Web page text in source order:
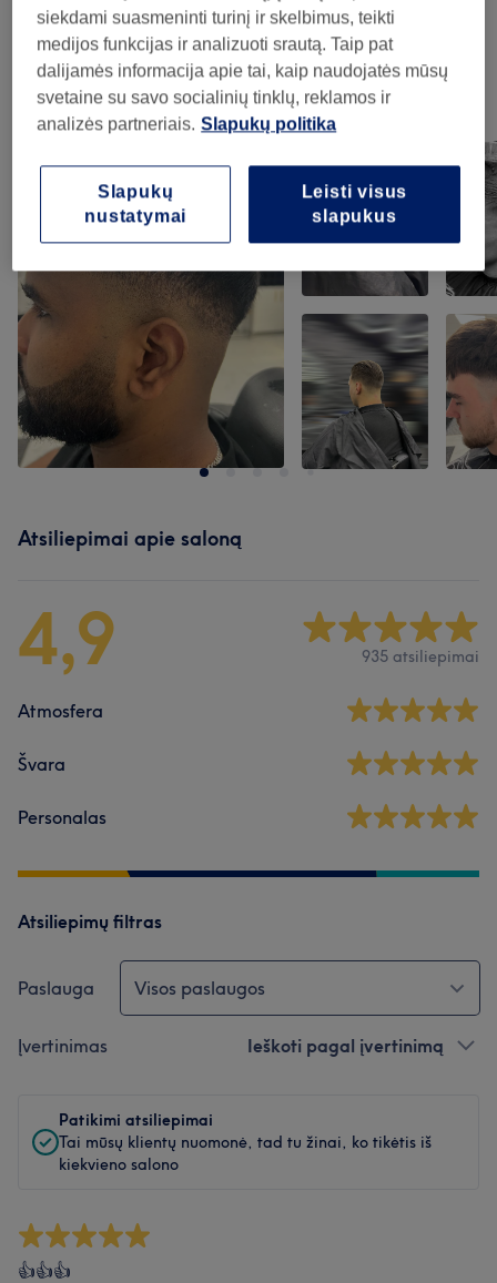
Depiliacija Vašku (1)
Mūsų darbai
Norėdami peržiūrėti detales, paspauskite ant nuotraukos
Atsiliepimai apie saloną
4,9 935 atsiliepimai
Atmosfera
Švara
Personalas
Atsiliepimų filtras
Paslauga Visos paslaugos
Įvertinimas Ieškoti pagal įvertinimą
Patikimi atsiliepimai
Tai mūsų klientų nuomonė, tad tu žinai, ko tikėtis iš
kiekvieno salono
👍👍👍
siekdami suasmeninti turinį ir skelbimus, teikti
medijos funkcijas ir analizuoti srautą. Taip pat
dalijamės informacija apie tai, kaip naudojatės mūsų
svetaine su savo socialinių tinklų, reklamos ir
analizės partneriais. Slapukų politika
Leisti visus
slapukus
Slapukų
nustatymai